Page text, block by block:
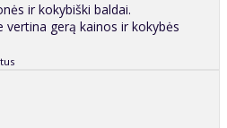
ir kokybiški baldai.
vertina gerą kainos ir kokybės